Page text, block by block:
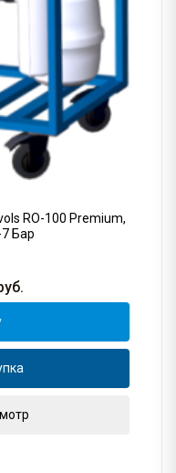
RO-100 Premium,
Бар